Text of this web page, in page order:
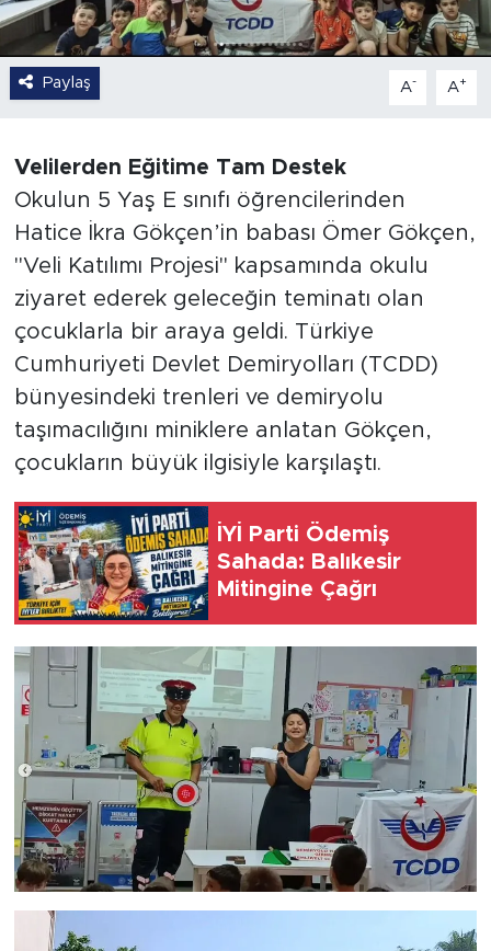
Paylaş A- A+
Velilerden Eğitime Tam Destek
Okulun 5 Yaş E sınıfı öğrencilerinden
Hatice İkra Gökçen’in babası Ömer Gökçen,
"Veli Katılımı Projesi" kapsamında okulu
ziyaret ederek geleceğin teminatı olan
çocuklarla bir araya geldi. Türkiye
Cumhuriyeti Devlet Demiryolları (TCDD)
bünyesindeki trenleri ve demiryolu
taşımacılığını miniklere anlatan Gökçen,
çocukların büyük ilgisiyle karşılaştı.
İYİ Parti Ödemiş
Sahada: Balıkesir
Mitingine Çağrı